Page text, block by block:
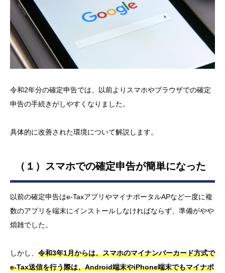
令和2年分の確定申告では、以前よりスマホやブラウザでの確定
申告の手続きがしやすくなりました。
具体的に改善された環境について解説します。
（１）スマホでの確定申告が簡単になった
以前の確定申告はe-TaxアプリやマイナポータルAPなど一度に複
数のアプリを端末にインストールしなければならず、準備がやや
煩雑でした。
しかし、 令和3年1月からは、スマホのマイナンバーカード方式で
e-Tax送信を行う際は、Android端末やiPhone端末でもマイナポ